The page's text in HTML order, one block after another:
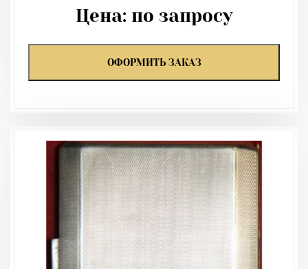
Цена: по запросу
ОФОРМИТЬ ЗАКАЗ